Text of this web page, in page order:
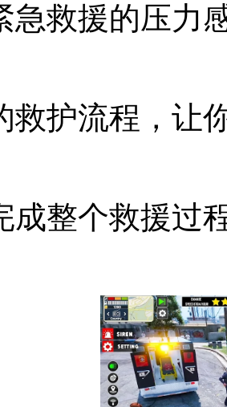
急救援的压力
救护流程，让
成整个救援过